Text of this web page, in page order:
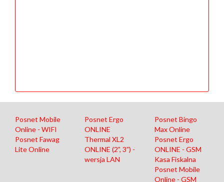
Posnet Mobile
Online - WIFI
Posnet Ergo
ONLINE
Posnet Bingo
Max Online
Posnet Fawag
Lite Online
Thermal XL2
ONLINE (2”, 3”) -
wersja LAN
Posnet Ergo
ONLINE - GSM
Kasa Fiskalna
Posnet Mobile
Online - GSM